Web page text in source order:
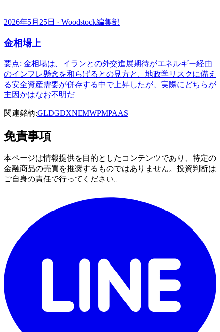
2026年5月25日 · Woodstock編集部
金相場上
要点: 金相場は、イランとの外交進展期待がエネルギー経由
のインフレ懸念を和らげるとの見方と、地政学リスクに備え
る安全資産需要が併存する中で上昇したが、実際にどちらが
主因かはなお不明だ
関連銘柄:GLDGDXNEMWPMPAAS
免責事項
本ページは情報提供を目的としたコンテンツであり、特定の
金融商品の売買を推奨するものではありません。投資判断は
ご自身の責任で行ってください。